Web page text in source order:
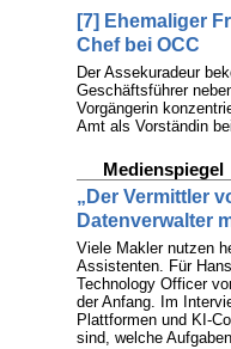
[7] Ehemaliger
Chef bei OCC
Der Assekuradeur
Geschäftsführer
Vorgängerin
Amt als Vorständin
Medienspiegel
„Der Vermittler
Datenverwalter
Viele Makler nutzen
Assistenten. Für
Technology Officer
der Anfang. Im
Plattformen und KI-
sind, welche